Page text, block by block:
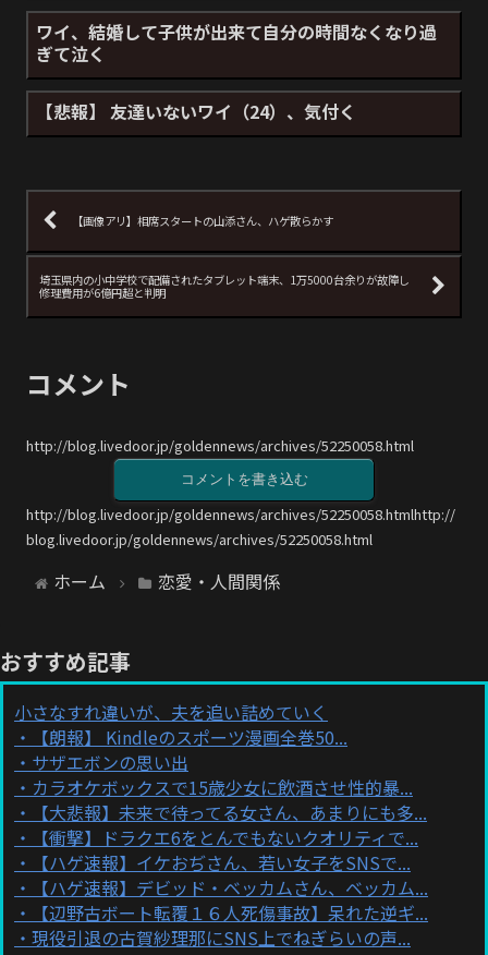
ワイ、結婚して子供が出来て自分の時間なくなり過
ぎて泣く
【悲報】 友達いないワイ（24）、気付く
【画像アリ】相席スタートの山添さん、ハゲ散らかす
埼玉県内の小中学校で配備されたタブレット端末、1万5000台余りが故障し
修理費用が6億円超と判明
コメント
http://blog.livedoor.jp/goldennews/archives/52250058.html
コメントを書き込む
http://blog.livedoor.jp/goldennews/archives/52250058.htmlhttp://
blog.livedoor.jp/goldennews/archives/52250058.html
ホーム 恋愛・人間関係
おすすめ記事
小さなすれ違いが、夫を追い詰めていく
【朗報】 Kindleのスポーツ漫画全巻50...
サザエボンの思い出
カラオケボックスで15歳少女に飲酒させ性的暴...
【大悲報】未来で待ってる女さん、あまりにも多...
【衝撃】ドラクエ6をとんでもないクオリティで...
【ハゲ速報】イケおぢさん、若い女子をSNSで...
【ハゲ速報】デビッド・ベッカムさん、ベッカム...
【辺野古ボート転覆１６人死傷事故】呆れた逆ギ...
現役引退の古賀紗理那にSNS上でねぎらいの声...